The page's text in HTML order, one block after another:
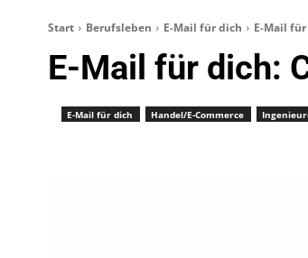
Start Berufsleben E-Mail für dich E-Mail
E-Mail für dich:
E-Mail für dich Handel/E-Commerce